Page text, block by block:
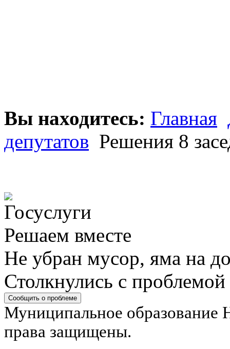
Вы находитесь: Главная
депутатов Решения 8
Решаем вместе
Не убран мусор, яма на
Столкнулись с
Сообщить о проблеме
Муниципальное образование
права защищены.